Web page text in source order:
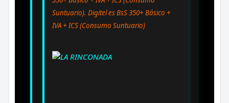
Suntuario). Digitel es BsS 350+ Básico +
IVA + ICS (Consumo Suntuario)